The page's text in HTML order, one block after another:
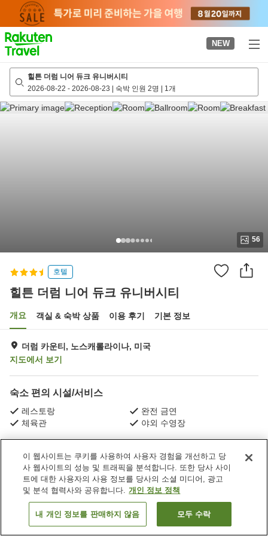
page
NEW
힐튼 더럼 니어 듀크 유니버시티
2026-08-22 - 2026-08-23 | 숙박 인원 2명 | 1개
56
호텔
힐튼 더럼 니어 듀크 유니버시티
개요 객실 & 숙박 상품 이용 후기 기본 정보
더럼 카운티, 노스캐롤라이나, 미국
지도에서 보기
숙소 편의 시설/서비스
레스토랑
완전 금연
체육관
야외 수영장
미국 노스캐롤라이나
더럼 카운티
힐튼 더럼 니어 듀크 유니버시티
객실 보기
이 웹사이트는 쿠키를 사용하여 사용자 경험을 개선하고 당
사 웹사이트의 성능 및 트래픽을 분석합니다. 또한 당사 사이
트에 대한 사용자의 사용 정보를 당사의 소셜 미디어, 광고
및 분석 협력사와 공유합니다. 개인 정보 정책
내 개인 정보를 판매하지 않음 모두 수락